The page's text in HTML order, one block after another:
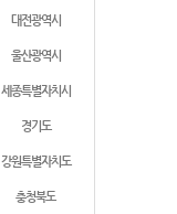
대전광역시
울산광역시
세종특별자치시
경기도
강원특별자치도
충청북도